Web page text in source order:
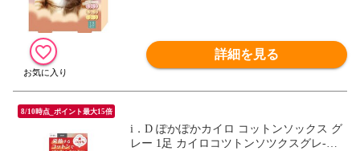
詳細を見る
8/10時点_ポイント最大15倍
i．D ぽかぽかカイロ コットンソックス グ
レー 1足 カイロコツトンソツクスグレ-